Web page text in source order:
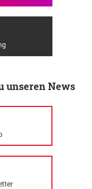
unseren News